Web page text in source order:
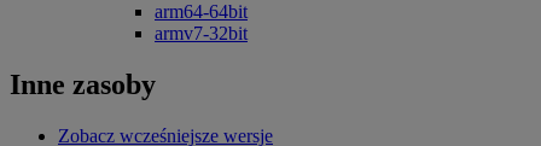
arm64-64bit
armv7-32bit
Inne zasoby
Zobacz wcześniejsze wersje